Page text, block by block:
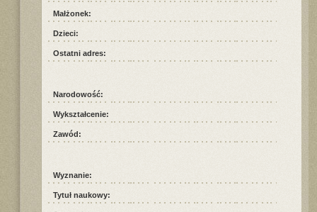
Małżonek:
Dzieci:
Ostatni adres:
Narodowość:
Wykształcenie:
Zawód:
Wyznanie:
Tytuł naukowy: